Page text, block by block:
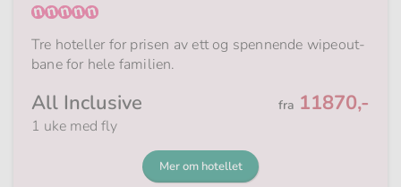
Tre hoteller for prisen av ett og spennende wipeout-
bane for hele familien.
All Inclusive Fra
fra 11870,-
1 uke med fly
Mer om hotellet